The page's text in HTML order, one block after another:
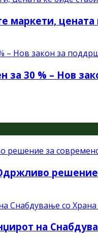
маркети,
30 % – Нов
решение
на